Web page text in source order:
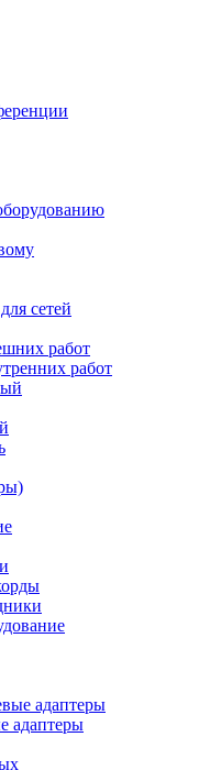
сетей
работ
работ
адаптеры
адаптеры